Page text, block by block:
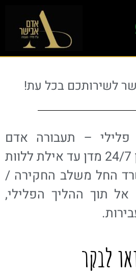
לשירותכם בכל עת!
פלילי – תעבורה אדם
אבישר תמיד זמין 24/7 מדן עד אילת ללוות
החל משלב החקירה /
תוך ההליך הפלילי,
לבקר